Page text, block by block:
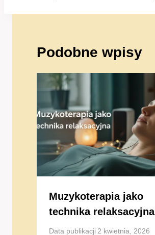
Podobne wpisy
Muzykoterapia jako
technika relaksacyjna
Data publikacji 2 kwietnia, 2026